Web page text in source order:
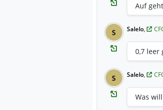
Auf
S Salelo,
0,7 leer
S Salelo,
Was